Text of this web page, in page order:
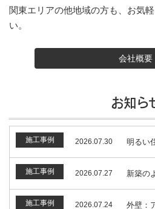
関東エリアの他地域の方も、お気
い。
会社概要
お知ら
施工事例 2026.07.30 明るい
施工事例 2026.07.27 新築の
施工事例 2026.07.24
外壁：